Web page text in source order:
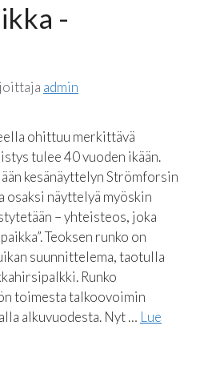
-
admin
ohittuu merkittävä
tulee 40 vuoden ikään.
kesänäyttelyn Strömforsin
osaksi näyttelyä myöskin
– yhteisteos, joka
Teoksen runko on
suunnittelema, taotulla
Runko
toimesta talkoovoimin
alkuvuodesta. Nyt … Lue